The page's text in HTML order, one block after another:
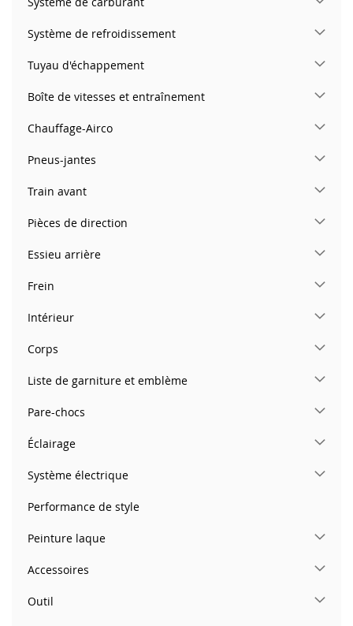
Système de refroidissement
Tuyau d'échappement
Boîte de vitesses et entraînement
Chauffage-Airco
Pneus-jantes
Train avant
Pièces de direction
Essieu arrière
Frein
Intérieur
Corps
Liste de garniture et emblème
Pare-chocs
Éclairage
Système électrique
Performance de style
Peinture laque
Accessoires
Outil